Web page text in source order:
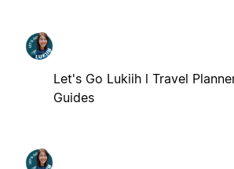
Let's Go Lukiih l Travel
Guides